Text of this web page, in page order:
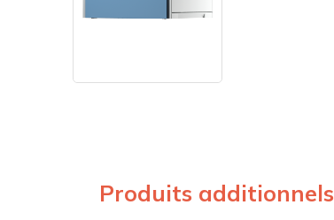
Produits additionnels